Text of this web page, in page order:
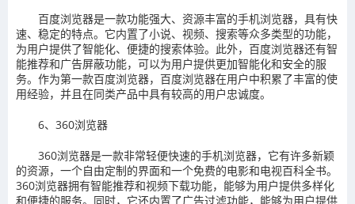
百度浏览器是一款功能强大、资源丰富的手机浏览器，具有快
速、稳定的特点。它内置了小说、视频、搜索等众多类型的功能，
为用户提供了智能化、便捷的搜索体验。此外，百度浏览器还有智
能推荐和广告屏蔽功能，可以为用户提供更加智能化和安全的服
务。作为第一款百度浏览器，百度浏览器在用户中积累了丰富的使
用经验，并且在同类产品中具有较高的用户忠诚度。
6、360浏览器
360浏览器是一款非常轻便快速的手机浏览器，它有许多新颖
的资源，一个自由定制的界面和一个免费的电影和电视百科全书。
360浏览器拥有智能推荐和视频下载功能，能够为用户提供多样化
和便捷的服务。同时，它还内置了广告过滤功能，能够为用户提供